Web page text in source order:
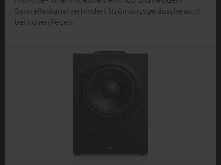
Bassreflexkanal verhindert Strömungsgeräusche auch
bei hohen Pegeln